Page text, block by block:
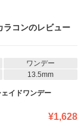
ラコンのレビュー
ワンデー
13.5mm
イドワンデー
¥1,628